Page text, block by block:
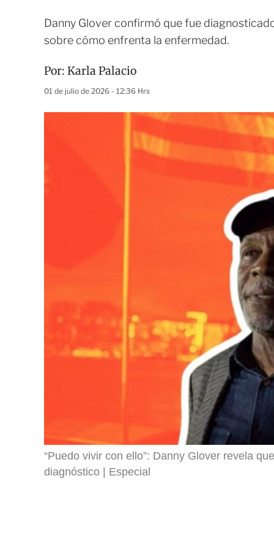
Danny Glover confirmó que fue
sobre cómo enfrenta la enfermedad.
Por: Karla Palacio
01 de julio de 2026 - 12:36 Hrs
“Puedo vivir con ello”: Danny Glover revela
diagnóstico
Especial